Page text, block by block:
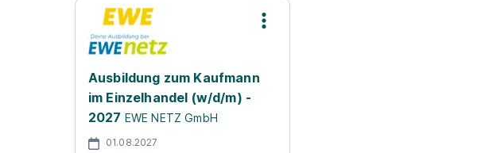
Ausbildung zum Kaufmann
im Einzelhandel (w/d/m) -
2027 EWE NETZ GmbH
01.08.2027